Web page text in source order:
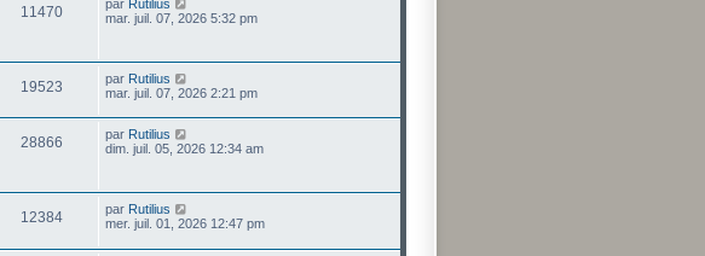
11470 par Rutilius
mar. juil. 07, 2026 5:32 pm
19523 par Rutilius
mar. juil. 07, 2026 2:21 pm
28866 par Rutilius
dim. juil. 05, 2026 12:34 am
12384 par Rutilius
mer. juil. 01, 2026 12:47 pm